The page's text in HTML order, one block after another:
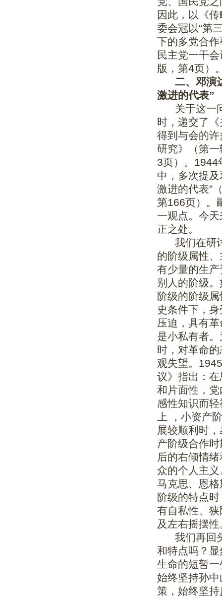
因此，以《
委会冠以“第
下的多党合
民主党一干
版，第4页）
二、邓演达
激进的代表”
关于这一问
时，递交了
得到与会的
研究》（第
3页）。1944
中，多次提
激进的代表”
第166页）。
一观点。今
正之处。
我们在研讨
的阶级属性
有少量的生
别人的阶级
阶级的阶级
史条件下，
压迫，具有
是小私有者
时，对革命
观失望。
议》指出：
和片面性，
感性知识而
上 ，小资产
展较顺利时
产阶级合作
后的右倾情
众的个人主
马克思、恩
阶级的特点
有自私性、
及左右摇摆性
我们再回头
和特点吗？
生命的短暂
始终坚持孙
策，始终坚